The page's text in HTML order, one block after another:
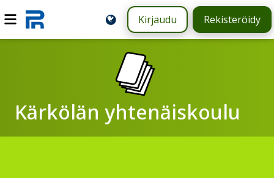
Kirjaudu Rekisteröidy
Kärkölän yhtenäiskoulu